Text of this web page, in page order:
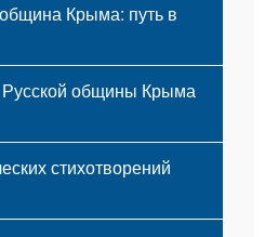
Крыма: путь в
Русской общины Крыма
стихотворений